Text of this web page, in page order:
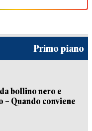
Primo piano
bollino nero e
– Quando conviene